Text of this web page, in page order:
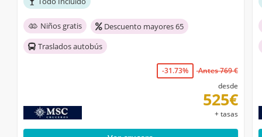
Niños gratis
Descuento mayores 65
Traslados autobús
-31.73%
Antes 769 €
desde
525€
+ tasas